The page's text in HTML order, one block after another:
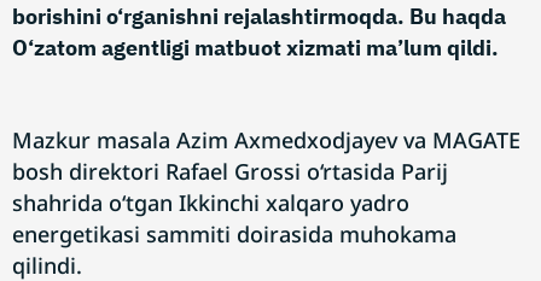
borishini o‘rganishni rejalashtirmoqda. Bu haqda
O‘zatom agentligi matbuot xizmati ma’lum qildi.
Mazkur masala Azim Axmedxodjayev va MAGATE
bosh direktori Rafael Grossi o‘rtasida Parij
shahrida o‘tgan Ikkinchi xalqaro yadro
energetikasi sammiti doirasida muhokama
qilindi.